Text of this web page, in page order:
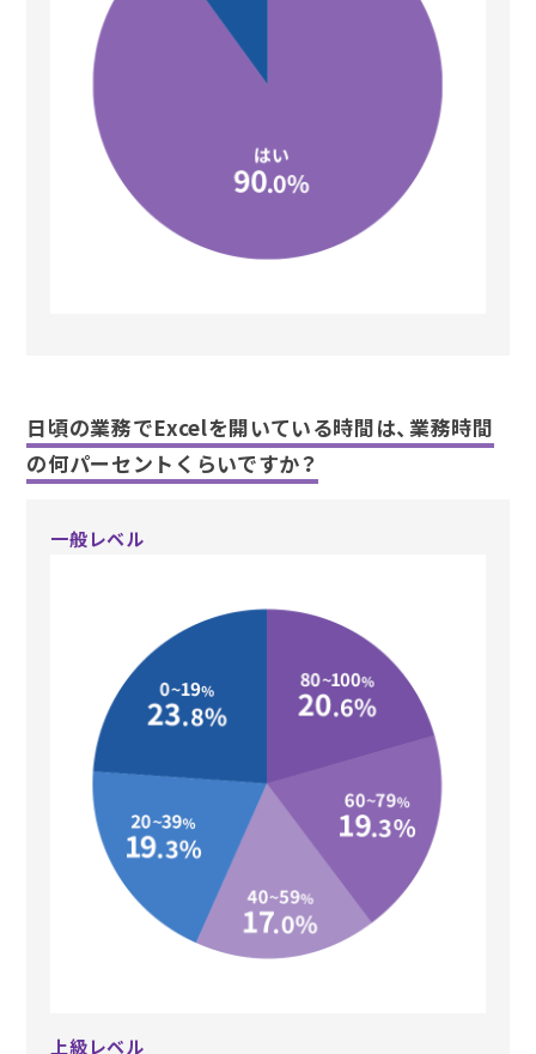
日頃の業務でExcelを開いている時間は、業務時間
の何パーセントくらいですか？
一般レベル
上級レベル